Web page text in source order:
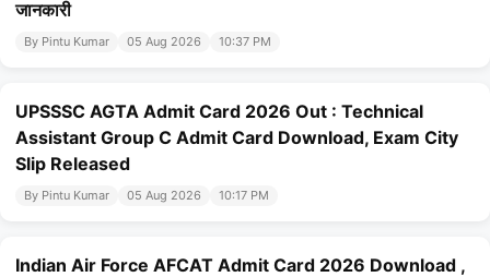
जानकारी
By Pintu Kumar 05 Aug 2026 10:37 PM
UPSSSC AGTA Admit Card 2026 Out : Technical
Assistant Group C Admit Card Download, Exam City
Slip Released
By Pintu Kumar 05 Aug 2026 10:17 PM
Indian Air Force AFCAT Admit Card 2026 Download ,